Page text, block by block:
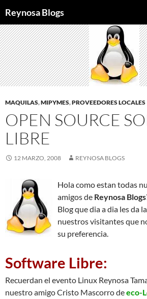
Reynosa Blogs
AL
CONTENIDO
MAQUILAS,MIPYMES,PROVEEDORES LOCALES
OPEN SOURCE
LIBRE
12 MARZO, 2008 REYNOSA BLOGS
Hola como estan todas
amigos de Reynosa Blogs
Blog que dia a dia les da
nuestros visitantes que
su preferencia.
Software Libre:
Recuerdan el evento Linux Reynosa
nuestro amigo Cristo Mascorro deeco-